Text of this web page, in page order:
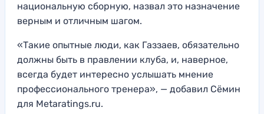
национальную сборную, назвал это назначение
верным и отличным шагом.
«Такие опытные люди, как Газзаев, обязательно
должны быть в правлении клуба, и, наверное,
всегда будет интересно услышать мнение
профессионального тренера», — добавил Сёмин
для Metaratings.ru.